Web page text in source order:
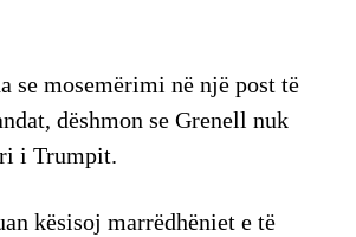
se mosemërimi në një post të
dëshmon se Grenell nuk
i Trumpit.
kësisoj marrëdhëniet e të